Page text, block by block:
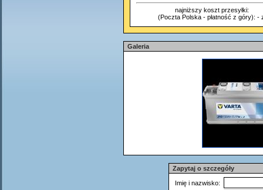
najniższy koszt przesyłki:
(Poczta Polska - płatność z góry): -
Galeria
Zapytaj o szczegóły
Imię i nazwisko: